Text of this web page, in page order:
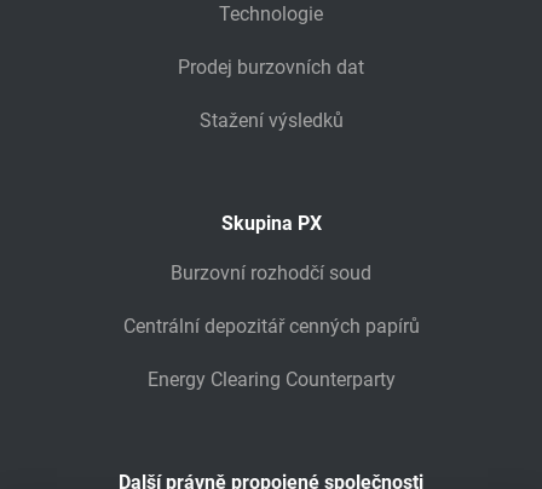
Technologie
Prodej burzovních dat
Stažení výsledků
Skupina PX
Burzovní rozhodčí soud
Centrální depozitář cenných papírů
Energy Clearing Counterparty
Další právně propojené společnosti